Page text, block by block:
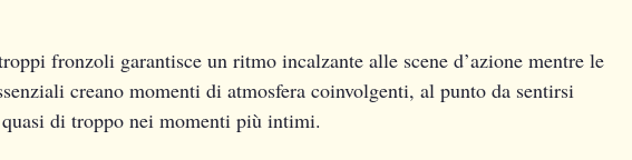
fronzoli garantisce un ritmo incalzante alle scene d’azione mentre le
creano momenti di atmosfera coinvolgenti, al punto da sentirsi
di troppo nei momenti più intimi.